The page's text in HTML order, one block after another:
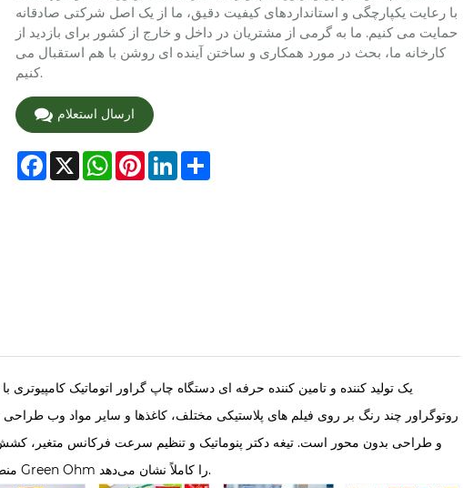
با رعایت یکپارچگی و استانداردهای کیفیت دقیق، ما از یک اصل شرکتی صادقانه
حمایت می کنیم. ما به گرمی از مشتریان در داخل و خارج از کشور برای بازدید از
کارخانه ما، بحث در مورد همکاری و ساختن آینده ای روشن با هم استقبال می
کنیم.
ارسال استعلام
Facebook
X WhatsApp
PinterestLinkedIn
Share
روتوگراور چند رنگ بر روی فیلم های پلاستیکی مختلف، کاغذها و سایر مواد وب
و طراحی بدون محور است. تیغه دکتر پنوماتیک و تنظیم سرعت فرکانس متغیر، کشش
منطقی، عملکرد کاربر پسند و عملکرد قابل اعتماد، قابلیت تحقیق و توسعه قوی Green Ohm را کاملاً نشان می‌دهد.